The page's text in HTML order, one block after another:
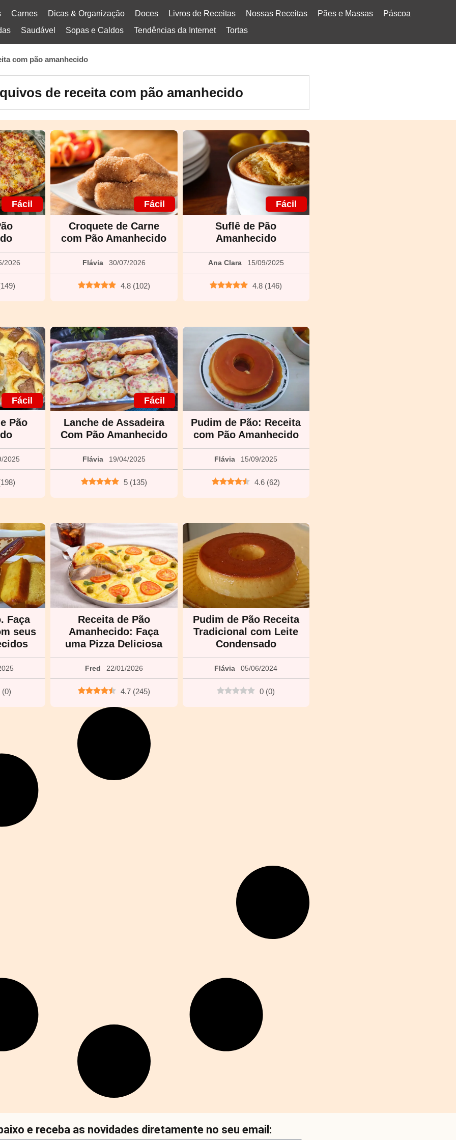
Carnes Dicas & Organização Doces Livros de Receitas Nossas Receitas Pães e Massas
Páscoa
Saudável Sopas e Caldos Tendências da Internet Tortas
com pão amanhecido
de receita com pão amanhecido
Fácil
2026
149)
Fácil
Croquete de Carne
com Pão Amanhecido
Flávia 30/07/2026
4.8 (102)
Fácil
Suflê de Pão
Amanhecido
Ana Clara 15/09/2025
4.8 (146)
Fácil
Pão
2025
198)
Fácil
Lanche de Assadeira
Com Pão Amanhecido
Flávia 19/04/2025
5 (135)
Pudim de Pão: Receita
com Pão Amanhecido
Flávia 15/09/2025
4.6 (62)
Faça
seus
(0)
Receita de Pão
Amanhecido: Faça
uma Pizza Deliciosa
Fred 22/01/2026
4.7 (245)
Pudim de Pão Receita
Tradicional com Leite
Condensado
Flávia 05/06/2024
0 (0)
e receba as novidades diretamente no seu email: